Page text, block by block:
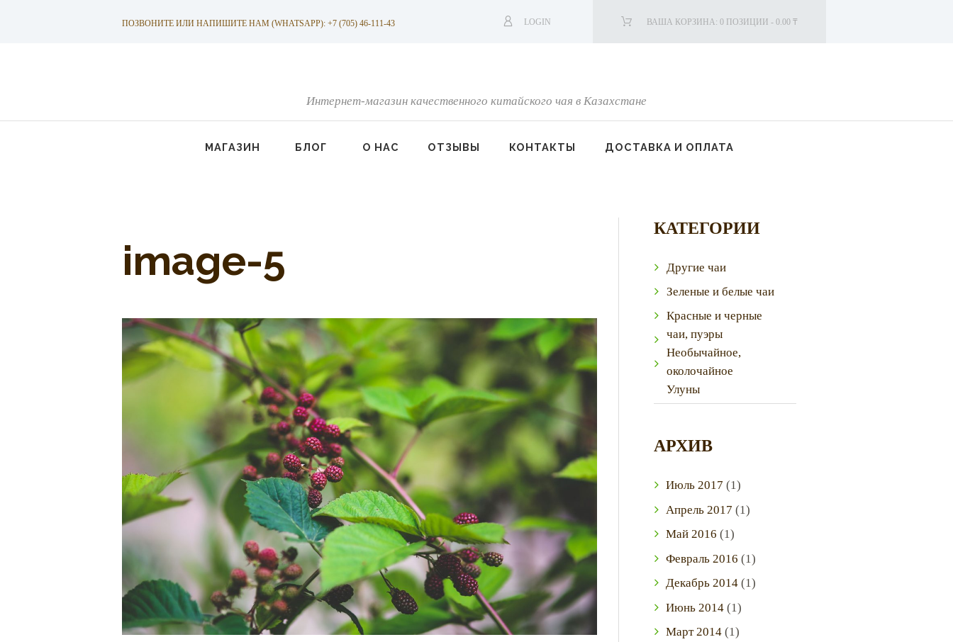
ПОЗВОНИТЕ ИЛИ НАПИШИТЕ НАМ (WHATSAPP): +7 (705) 46-111-43 LOGIN ВАША КОРЗИНА: 0 ПОЗИЦИИ - 0.00 ₸
Интернет-магазин качественного китайского чая в Казахстане
МАГАЗИН БЛОГ О НАС ОТЗЫВЫ КОНТАКТЫ ДОСТАВКА И ОПЛАТА
image-5
КАТЕГОРИИ
Другие чаи
Зеленые и белые чаи
Красные и черные
чаи, пуэры
Необычайное,
околочайное
Улуны
АРХИВ
Июль 2017 (1)
Апрель 2017 (1)
Май 2016 (1)
Февраль 2016 (1)
Декабрь 2014(1)
Июнь 2014(1)
Март2014(1)